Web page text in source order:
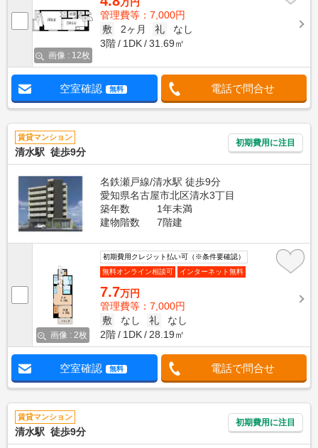
画像 : 12枚
管理費等：7,000円
敷
2ヶ月 礼
なし
3階
1DK 31.69㎡
空室確認 無料 電話で問合せ
賃貸マンション
清水駅 徒歩9分
初期費用に注目
名鉄瀬戸線/清水駅 徒歩9分
愛知県名古屋市北区清水3丁目
築年数
1年未満
建物階数
7階建
画像 : 2枚
初期費用クレジット払い可（※条件要確認）
無料オンライン相談可
インターネット無料
7.7万円
管理費等：7,000円
敷
なし 礼
なし
2階
1DK 28.19㎡
空室確認 無料 電話で問合せ
賃貸マンション
清水駅 徒歩9分
初期費用に注目